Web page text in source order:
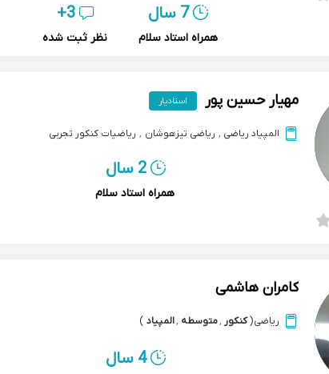
7 سال
همراه استاد سلام
3+
نظر ثبت شده
مهیار حسین پور استادیار
المپیاد ریاضی , ریاضی تیزهوشان , ریاضیات کنکور تجربی
2 سال
همراه استاد سلام
کامران هاشمی
ریاضی(کنکور ,متوسطه ,المپیاد )
4 سال